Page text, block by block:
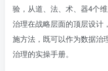
验，从道、法、术、器4个
治理在战略层面的顶层设计
施方法，既可以作为数据治
治理的实操手册。